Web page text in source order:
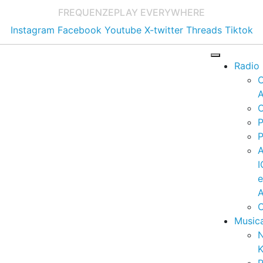
FREQUENZEPLAY EVERYWHERE
Instagram Facebook Youtube X-twitter Threads Tiktok
Radio
e